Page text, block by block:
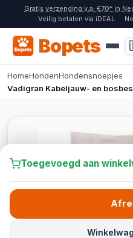
Gratis verzending v.a. €70* in
Veilig betalen via iDEAL
Bopets
HomeHondenHondensnoepjes
Vadigran Kabeljauw- en
Toegevoegd aan